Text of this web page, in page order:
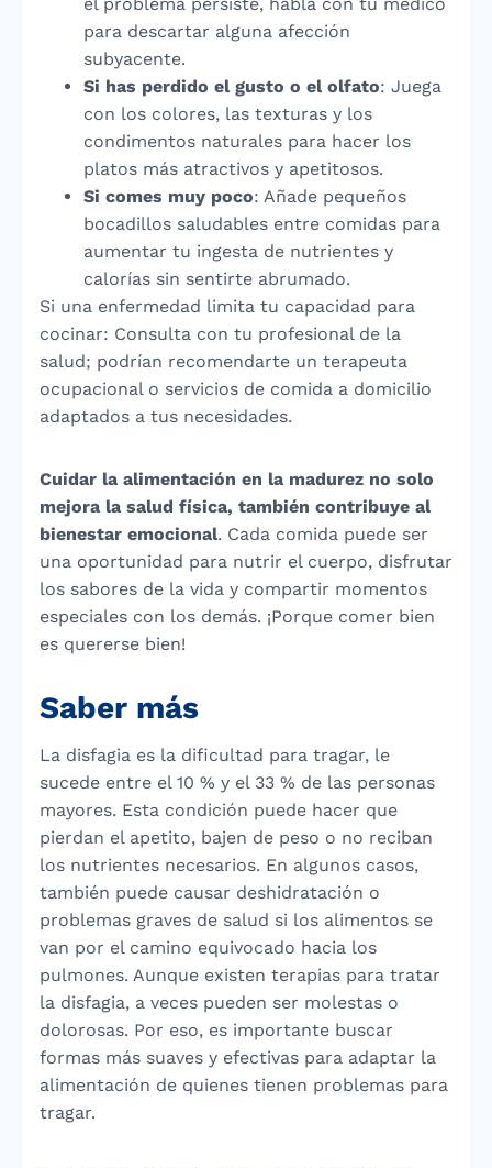
para descartar alguna afección
subyacente.
Si has perdido el gusto o el olfato: Juega
con los colores, las texturas y los
condimentos naturales para hacer los
platos más atractivos y apetitosos.
Si comes muy poco: Añade pequeños
bocadillos saludables entre comidas para
aumentar tu ingesta de nutrientes y
calorías sin sentirte abrumado.
Si una enfermedad limita tu capacidad para
cocinar: Consulta con tu profesional de la
salud; podrían recomendarte un terapeuta
ocupacional o servicios de comida a domicilio
adaptados a tus necesidades.
Cuidar la alimentación en la madurez no solo
mejora la salud física, también contribuye al
bienestar emocional. Cada comida puede ser
una oportunidad para nutrir el cuerpo, disfrutar
los sabores de la vida y compartir momentos
especiales con los demás. ¡Porque comer bien
es quererse bien!
Saber más
La disfagia es la dificultad para tragar, le
sucede entre el 10 % y el 33 % de las personas
mayores. Esta condición puede hacer que
pierdan el apetito, bajen de peso o no reciban
los nutrientes necesarios. En algunos casos,
también puede causar deshidratación o
problemas graves de salud si los alimentos se
van por el camino equivocado hacia los
pulmones. Aunque existen terapias para tratar
la disfagia, a veces pueden ser molestas o
dolorosas. Por eso, es importante buscar
formas más suaves y efectivas para adaptar la
alimentación de quienes tienen problemas para
tragar.